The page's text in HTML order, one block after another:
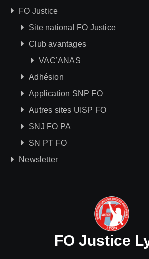
FO Justice
Site national FO Justice
Club avantages
VAC’ANAS
Adhésion
Application SNP FO
Autres sites UISP FO
SNJ FO PA
SN PT FO
Newsletter
FO Justice